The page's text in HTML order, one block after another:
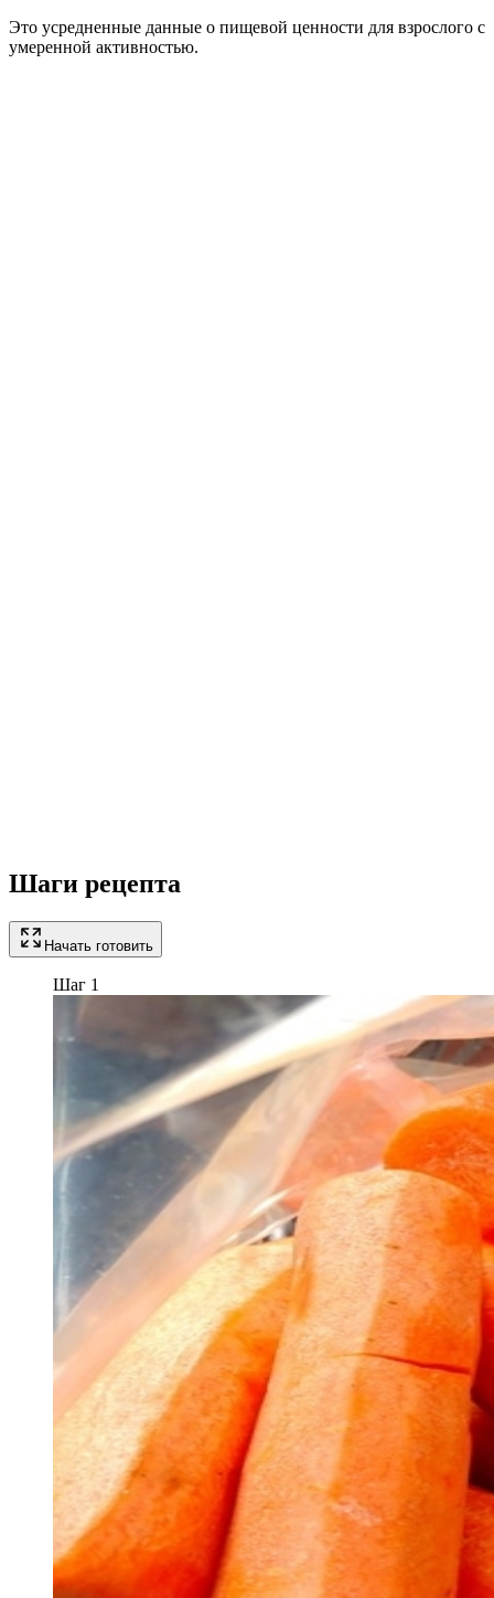
Это усредненные данные о пищевой ценности для взрослого с
умеренной активностью.
Шаги рецепта
Начать готовить
Шаг 1